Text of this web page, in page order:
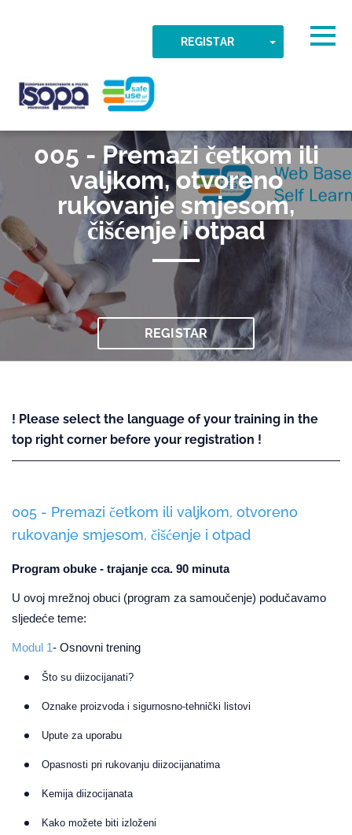
REGISTAR TOGGLE
ISOPA-AISBL
005 - Premazi četkom ili
valjkom, otvoreno
rukovanje smjesom,
čišćenje i otpad
REGISTAR
! Please select the language of your training in the
top right corner before your registration !
005 - Premazi četkom ili valjkom, otvoreno
rukovanje smjesom, čišćenje i otpad
Program obuke - trajanje cca. 90 minuta
U ovoj mrežnoj obuci (program za samoučenje) podučavamo
sljedeće teme:
Modul 1 - Osnovni trening
Što su diizocijanati?
Oznake proizvoda i sigurnosno-tehnički listovi
Upute za uporabu
Opasnosti pri rukovanju diizocijanatima
Kemija diizocijanata
Kako možete biti izloženi